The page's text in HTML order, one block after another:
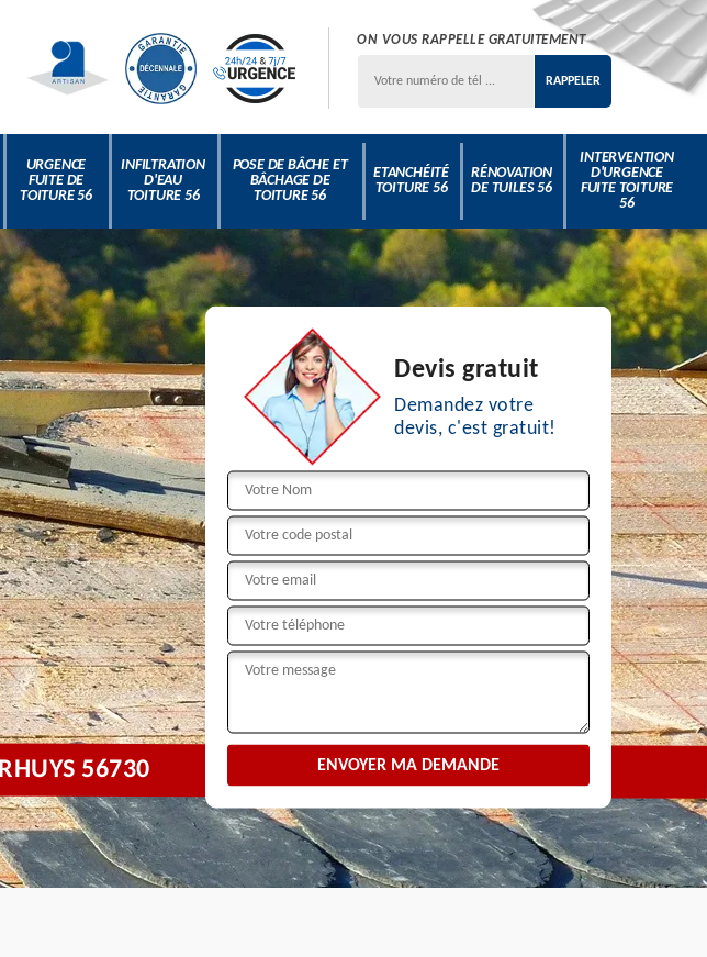
ON VOUS RAPPELLE GRATUITEMENT
URGENCE
FUITE DE
TOITURE 56
INFILTRATION
D'EAU
TOITURE 56
POSE DE BÂCHE ET
BÂCHAGE DE
TOITURE 56
ETANCHÉITÉ
TOITURE 56
RÉNOVATION
DE TUILES 56
INTERVENTION
D'URGENCE
FUITE TOITURE
56
Devis gratuit
Demandez votre
devis, c'est gratuit!
56730